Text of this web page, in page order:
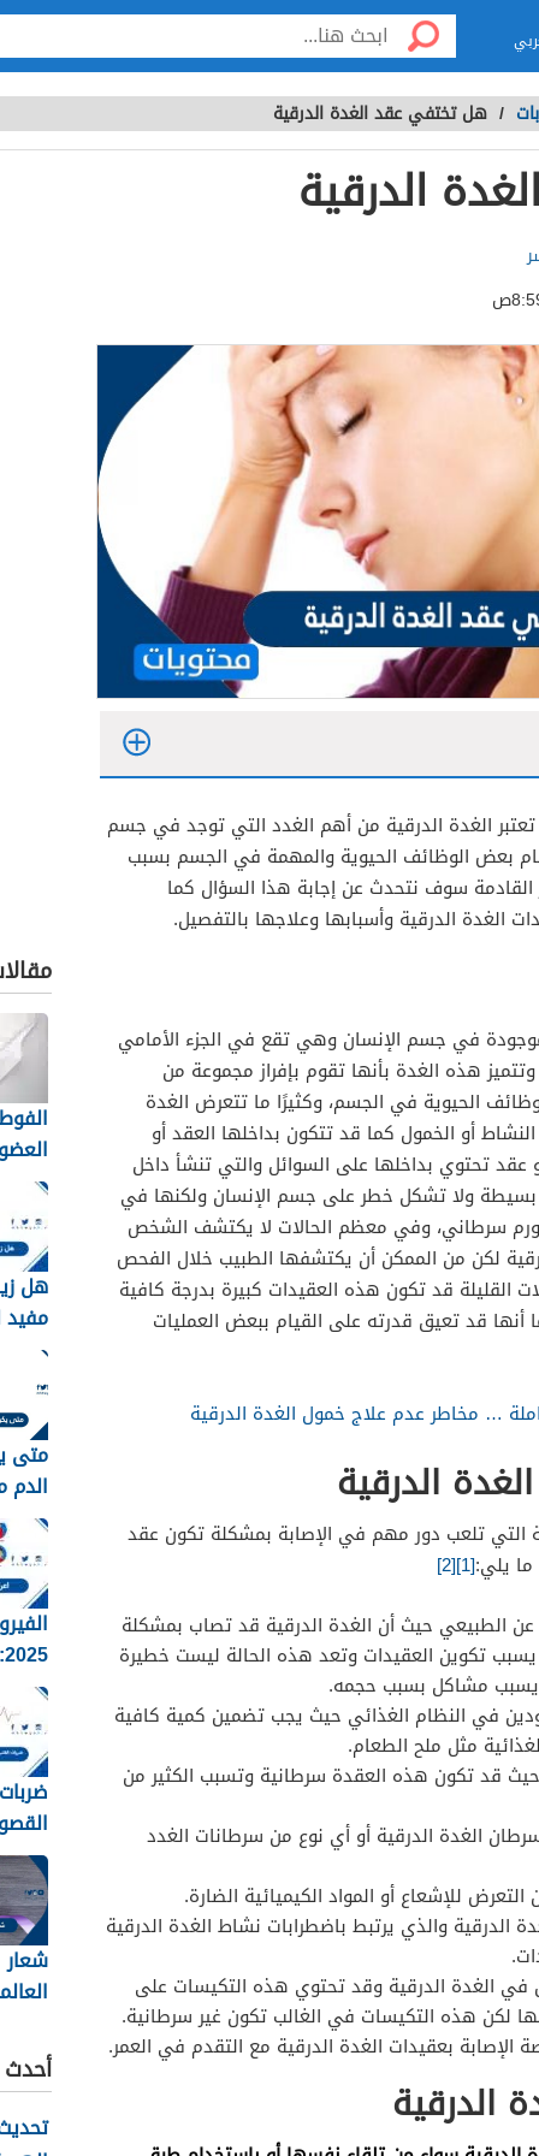
/ هل تختفي عقد الغدة الدرقية
الدرقية
الغدة الدرقية من أهم الغدد التي توجد في جسم
بعض الوظائف الحيوية والمهمة في الجسم بسبب
سوف نتحدث عن إجابة هذا السؤال كما
الدرقية وأسبابها وعلاجها بالتفصيل.
في جسم الإنسان وهي تقع في الجزء الأمامي
هذه الغدة بأنها تقوم بإفراز مجموعة من
الحيوية في الجسم، وكثيرًا ما تتعرض الغدة
أو الخمول كما قد تتكون بداخلها العقد أو
تحتوي بداخلها على السوائل والتي تنشأ داخل
بسيطة ولا تشكل خطر على جسم الإنسان ولكنها في
سرطاني، وفي معظم الحالات لا يكتشف الشخص
لكن من الممكن أن يكتشفها الطبيب خلال الفحص
القليلة قد تكون هذه العقيدات كبيرة بدرجة كافية
قد تعيق قدرته على القيام ببعض العمليات
… مخاطر عدم علاج خمول الغدة الدرقية
الدرقية
التي تلعب دور مهم في الإصابة بمشكلة تكون عقد
يلي:[1]
[2]
عن الطبيعي حيث أن الغدة الدرقية قد تصاب بمشكلة
تكوين العقيدات وتعد هذه الحالة ليست خطيرة
يسبب مشاكل بسبب حجمه.
في النظام الغذائي حيث يجب تضمين كمية كافية
مثل ملح الطعام.
حيث قد تكون هذه العقدة سرطانية وتسبب الكثير من
الغدة الدرقية أو أي نوع من سرطانات الغدد
للإشعاع أو المواد الكيميائية الضارة.
الدرقية والذي يرتبط باضطرابات نشاط الغدة الدرقية
في الغدة الدرقية وقد تحتوي هذه التكيسات على
لكن هذه التكيسات في الغالب تكون غير سرطانية.
الإصابة بعقيدات الغدة الدرقية مع التقدم في العمر.
الدرقية
هل
مفيد
متى
الدم
وطرق
طرح
شعار
أحدث